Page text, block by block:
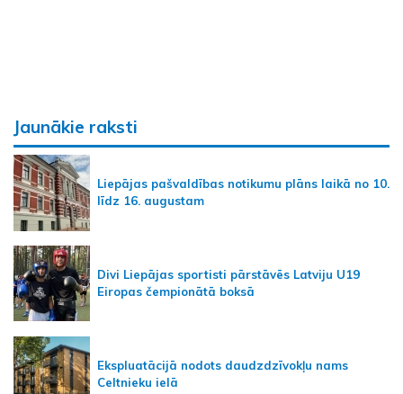
Jaunākie raksti
Liepājas pašvaldības notikumu plāns laikā no 10.
līdz 16. augustam
Divi Liepājas sportisti pārstāvēs Latviju U19
Eiropas čempionātā boksā
Ekspluatācijā nodots daudzdzīvokļu nams
Celtnieku ielā